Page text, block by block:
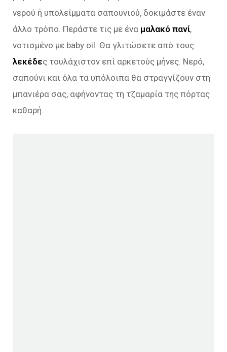
νερού ή υπολείμματα σαπουνιού, δοκιμάστε έναν
άλλο τρόπο. Περάστε τις με ένα μαλακό πανί,
νοτισμένο με baby oil. Θα γλιτώσετε από τους
λεκέδες τουλάχιστον επί αρκετούς μήνες. Νερό,
σαπούνι και όλα τα υπόλοιπα θα στραγγίζουν στη
μπανιέρα σας, αφήνοντας τη τζαμαρία της πόρτας
καθαρή.